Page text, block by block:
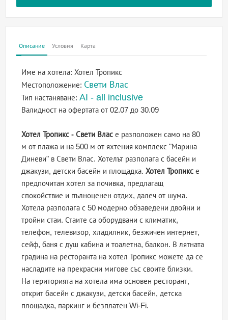
Описание Условия Карта
Име на хотела: Хотел Тропикс
Местоположение: Свети Влас
Тип настаняване:AI - all inclusive
Валидност на офертатаот 02.07 до 30.09
Хотел Тропикс - Свети Влас е разположен само на 80
м от плажа и на 500 м от яхтения комплекс "Марина
Диневи" в Свети Влас. Хотелът разполага с басейн и
джакузи, детски басейн и площадка.Хотел Тропикс е
предпочитан хотел за почивка, предлагащ
спокойствие и пълноценен отдих, далеч от шума.
Хотела разполага с 50 модерно обзаведени двойни и
тройни стаи. Стаите са оборудвани с климатик,
телефон, телевизор, хладилник, безжичен интернет,
сейф, баня с душ кабина и тоалетна, балкон. В лятната
градина на ресторанта на хотел Тропикс можете да се
насладите на прекрасни мигове със своите близки.
На територията на хотела има основен ресторант,
открит басейн с джакузи, детски басейн, детска
площадка, паркинг и безплатен Wi-Fi.